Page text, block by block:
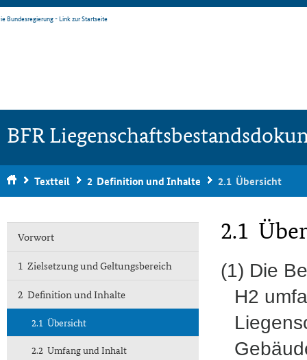
BFR
Textteil 2 Definition und Inhalte 2.1 Übersicht
Vorwort
1 Zielsetzung und Geltungsbereich
2 Definition und Inhalte
2.1 Übersicht
2.2 Umfang und Inhalt
2.1
(1) Die
H2